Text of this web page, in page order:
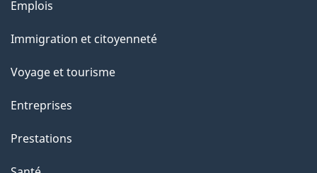
r
c
t
t
p
Thèmes
sujets
Emplois
Immigration et citoyenneté
Voyage et tourisme
Entreprises
Prestations